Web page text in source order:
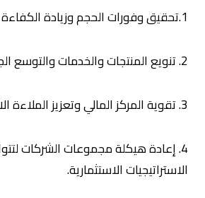
1.تحقيق وفورات الحجم وزيادة الكفاءة التشغيلية.
2. تنويع المنتجات والخدمات والتوسع الجغرافي.
3. تقوية المركز المالي وتعزيز الملاءة الائتمانية.
4. إعادة هيكلة مجموعات الشركات
الاستراتيجيات الاستثمارية.